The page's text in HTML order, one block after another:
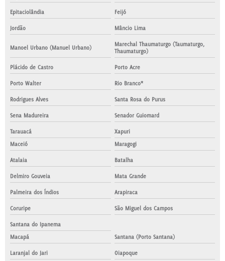
Epitaciolândia Feijó
Jordão Mâncio Lima
Manoel Urbano (Manuel Urbano)
Marechal Thaumaturgo (Taumaturgo,
Thaumaturgo)
Plácido de Castro Porto Acre
Porto Walter Rio Branco*
Rodrigues Alves Santa Rosa do Purus
Sena Madureira Senador Guiomard
Tarauacá
Xapuri
Maceió
Maragogi
Atalaia Batalha
Delmiro Gouveia Mata Grande
Palmeira dos Índios Arapiraca
Coruripe São Miguel dos Campos
Santana do Ipanema
Macapá
Santana (Porto Santana)
Laranjal do Jari Oiapoque